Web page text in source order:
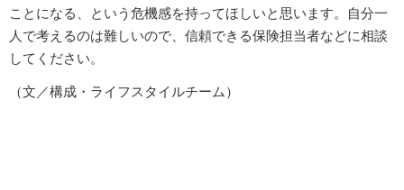
ことになる、という危機感を持ってほしいと思います。自分一
人で考えるのは難しいので、信頼できる保険担当者などに相談
してください。
（文／構成・ライフスタイルチーム）